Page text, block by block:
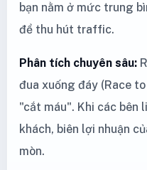
bạn nằm ở mức trung
để thu hút traffic.
Phân tích chuyên sâu:
đua xuống đáy (Race
"cắt máu". Khi các bên
khách, biên lợi nhuận
mòn.